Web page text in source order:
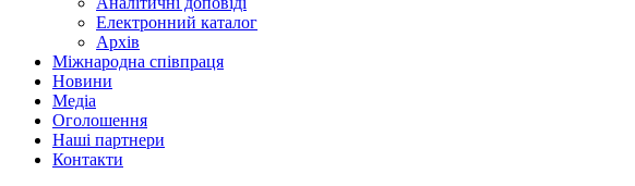
Електронний каталог
Архів
Міжнародна співпраця
Новини
Медіa
Оголошення
Наші партнери
Контакти